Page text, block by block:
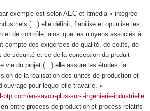
exemple est selon AEC et Itmedia « intégrée
(…) elle définit, fiabilise et optimise les
et de contrôle, ainsi que les moyens associés à
compte des exigences de qualité, de coûts, de
de sécurité et ce de la conception du produit
vie du projet (…) elle assure les études, la
de la réalisation des unités de production et
pour lequel elle travaille. »
btp.com/en-savoir-plus-sur-l-ingenierie-industrielle.
entre process de production et process relatifs